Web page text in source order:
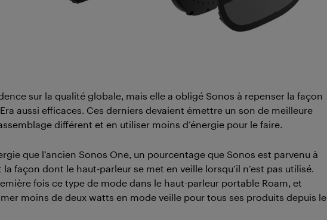
sur la qualité globale, mais elle a obligé Sonos à repenser la façon
aussi efficaces. Ces derniers devaient émettre un son de meilleure
différent et en utiliser moins d’énergie pour le faire.
que l’ancien Sonos One, un pourcentage que Sonos est parvenu à
façon dont le haut-parleur se met en veille lorsqu’il n’est pas utilisé.
fois ce type de mode dans le haut-parleur portable Roam, et
moins de deux watts en mode veille pour tous ses produits depuis le